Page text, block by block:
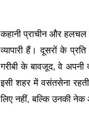
कहानी प्राचीन और
व्यापारी हैं। दूसरों के
गरीबी के बावजूद, वे अपनी
इसी शहर में वसंतसेना
लिए नहीं, बल्कि उनकी